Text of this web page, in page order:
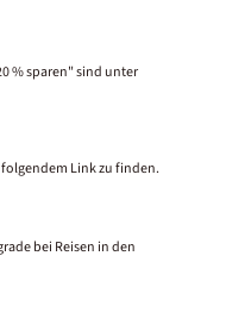
% sparen" sind unter
folgendem Link zu finden.
bei Reisen in den